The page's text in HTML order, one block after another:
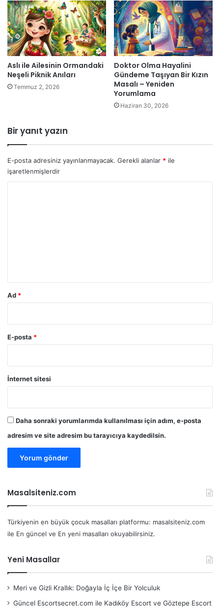
Aslı ile Ailesinin Ormandaki
Neşeli Piknik Anıları
Temmuz 2, 2026
Doktor Olma Hayalini
Gündeme Taşıyan Bir Kızın
Masalı – Yeniden
Yorumlama
Haziran 30, 2026
Bir yanıt yazın
E-posta adresiniz yayınlanmayacak. Gerekli alanlar * ile
işaretlenmişlerdir
Ad *
E-posta *
İnternet sitesi
Daha sonraki yorumlarımda kullanılması için adım, e-posta
adresim ve site adresim bu tarayıcıya kaydedilsin.
Masalsiteniz.com
Türkiyenin en büyük çocuk masalları platformu: masalsiteniz.com
ile En güncel ve En yeni masalları okuyabilirsiniz.
Yeni Masallar
Meri ve Gizli Krallık: Doğayla İç İçe Bir Yolculuk
Güncel Escortsecret.com ile Kadıköy Escort ve Göztepe Escort